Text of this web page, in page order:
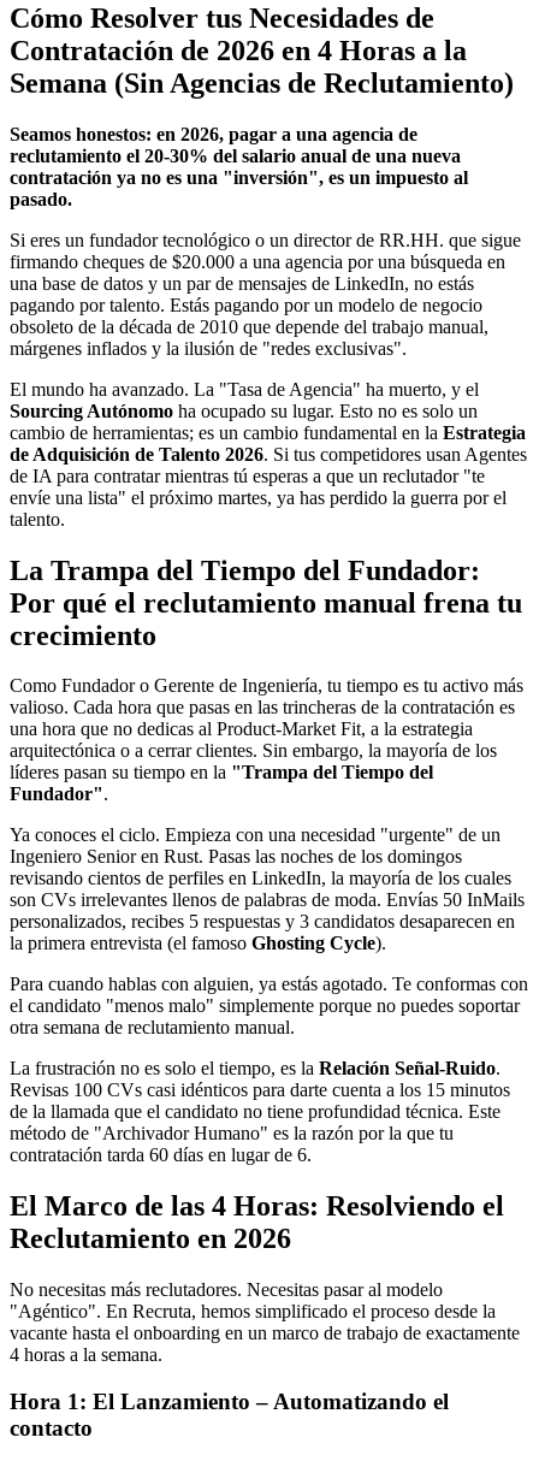
Cómo Resolver tus Necesidades de
Contratación de 2026 en 4 Horas a la
Semana (Sin Agencias de Reclutamiento)
Seamos honestos: en 2026, pagar a una agencia de
reclutamiento el 20-30% del salario anual de una nueva
contratación ya no es una "inversión", es un impuesto al
pasado.
Si eres un fundador tecnológico o un director de RR.HH. que sigue
firmando cheques de $20.000 a una agencia por una búsqueda en
una base de datos y un par de mensajes de LinkedIn, no estás
pagando por talento. Estás pagando por un modelo de negocio
obsoleto de la década de 2010 que depende del trabajo manual,
márgenes inflados y la ilusión de "redes exclusivas".
El mundo ha avanzado. La "Tasa de Agencia" ha muerto, y el
Sourcing Autónomo ha ocupado su lugar. Esto no es solo un
cambio de herramientas; es un cambio fundamental en la Estrategia
de Adquisición de Talento 2026. Si tus competidores usan Agentes
de IA para contratar mientras tú esperas a que un reclutador "te
envíe una lista" el próximo martes, ya has perdido la guerra por el
talento.
La Trampa del Tiempo del Fundador:
Por qué el reclutamiento manual frena tu
crecimiento
Como Fundador o Gerente de Ingeniería, tu tiempo es tu activo más
valioso. Cada hora que pasas en las trincheras de la contratación es
una hora que no dedicas al Product-Market Fit, a la estrategia
arquitectónica o a cerrar clientes. Sin embargo, la mayoría de los
líderes pasan su tiempo en la "Trampa del Tiempo del
Fundador".
Ya conoces el ciclo. Empieza con una necesidad "urgente" de un
Ingeniero Senior en Rust. Pasas las noches de los domingos
revisando cientos de perfiles en LinkedIn, la mayoría de los cuales
son CVs irrelevantes llenos de palabras de moda. Envías 50 InMails
personalizados, recibes 5 respuestas y 3 candidatos desaparecen en
la primera entrevista (el famoso Ghosting Cycle).
Para cuando hablas con alguien, ya estás agotado. Te conformas con
el candidato "menos malo" simplemente porque no puedes soportar
otra semana de reclutamiento manual.
La frustración no es solo el tiempo, es la Relación Señal-Ruido.
Revisas 100 CVs casi idénticos para darte cuenta a los 15 minutos
de la llamada que el candidato no tiene profundidad técnica. Este
método de "Archivador Humano" es la razón por la que tu
contratación tarda 60 días en lugar de 6.
El Marco de las 4 Horas: Resolviendo el
Reclutamiento en 2026
No necesitas más reclutadores. Necesitas pasar al modelo
"Agéntico". En Recruta, hemos simplificado el proceso desde la
vacante hasta el onboarding en un marco de trabajo de exactamente
4 horas a la semana.
Hora 1: El Lanzamiento – Automatizando el
contacto